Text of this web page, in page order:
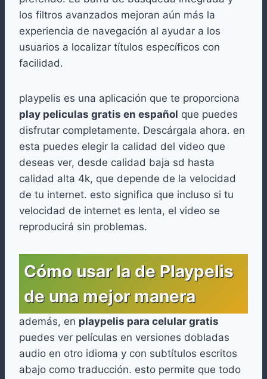
los filtros avanzados mejoran aún más la
experiencia de navegación al ayudar a los
usuarios a localizar títulos específicos con
facilidad.
playpelis es una aplicación que te proporciona
play peliculas gratis en español que puedes
disfrutar completamente. Descárgala ahora. en
esta puedes elegir la calidad del video que
deseas ver, desde calidad baja sd hasta
calidad alta 4k, que depende de la velocidad
de tu internet. esto significa que incluso si tu
velocidad de internet es lenta, el video se
reproducirá sin problemas.
Cómo usar la de Playpelis
de una mejor manera
además, en playpelis para celular gratis
puedes ver películas en versiones dobladas
audio en otro idioma y con subtítulos escritos
abajo como traducción. esto permite que todo